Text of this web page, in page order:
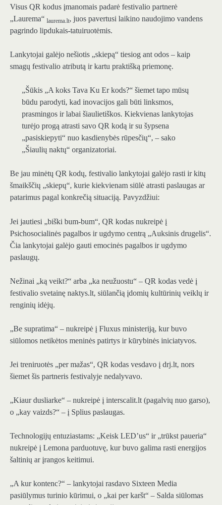
Visus QR kodus įmanomais padarė festivalio partnerė
„Laurema“ laurema.lt, juos pavertusi laikino naudojimo vandens
pagrindo lipdukais-tatuiruotėmis.
Lankytojai galėjo nešiotis „skiepą“ tiesiog ant odos – kaip
smagų festivalio atributą ir kartu praktišką priemonę.
„Šūkis „A koks Tava Ku Er kods?“ šiemet tapo mūsų
būdu parodyti, kad inovacijos gali būti linksmos,
prasmingos ir labai šiaulietiškos. Kiekvienas lankytojas
turėjo progą atrasti savo QR kodą ir su šypsena
„pasiskiepyti“ nuo kasdienybės rūpesčių“, – sako
„Šiaulių naktų“ organizatoriai.
Be jau minėtų QR kodų, festivalio lankytojai galėjo rasti ir kitų
šmaikščių „skiepų“, kurie kiekvienam siūlė atrasti paslaugas ar
patarimus pagal konkrečią situaciją. Pavyzdžiui:
Jei jautiesi „biški bum-bum“, QR kodas nukreipė į
Psichosocialinės pagalbos ir ugdymo centrą „Auksinis drugelis“.
Čia lankytojai galėjo gauti emocinės pagalbos ir ugdymo
paslaugų.
Nežinai „ką veikt?“ arba „ka neužuostu“ – QR kodas vedė į
festivalio svetainę naktys.lt, siūlančią įdomių kultūrinių veiklų ir
renginių idėjų.
„Be supratima“ – nukreipė į Fluxus ministeriją, kur buvo
siūlomos netikėtos meninės patirtys ir kūrybinės iniciatyvos.
Jei treniruotės „per mažas“, QR kodas vesdavo į drj.lt, nors
šiemet šis partneris festivalyje nedalyvavo.
„Kiaur dusliarke“ – nukreipė į interscalit.lt (pagalvių nuo garso),
o „kay vaizds?“ – į Splius paslaugas.
Technologijų entuziastams: „Keisk LED’us“ ir „trūkst paueria“
nukreipė į Lemona parduotuvę, kur buvo galima rasti energijos
šaltinių ar įrangos keitimui.
„A kur kontenc?“ – lankytojai rasdavo Sixteen Media
pasiūlymus turinio kūrimui, o „kai per karšt“ – Salda siūlomas